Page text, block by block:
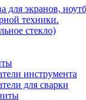
для экранов,
техники.
стекло)
инструмента
для сварки